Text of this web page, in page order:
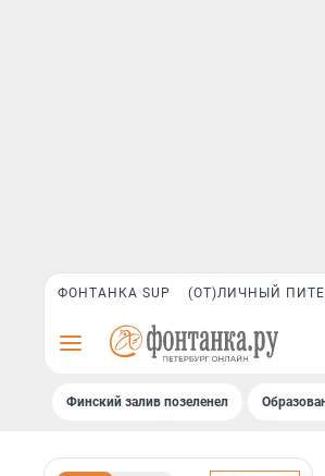
ФОНТАНКА SUP (ОТ)ЛИЧНЫЙ
Финский залив позеленел